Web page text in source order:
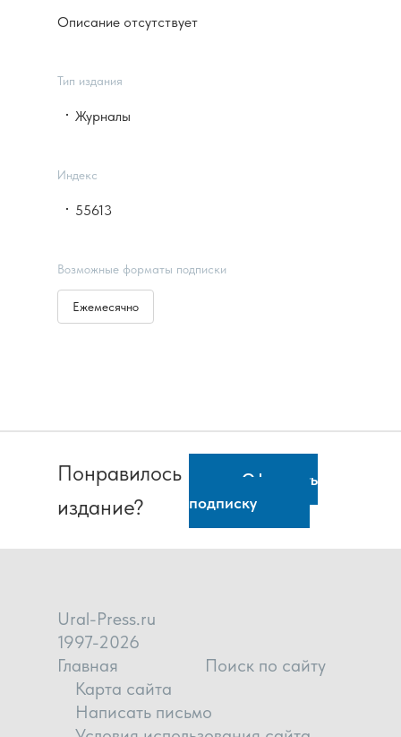
Описание отсутствует
Тип издания
Журналы
Индекс
55613
Возможные форматы подписки
Ежемесячно
Понравилось
издание?
Оформить
подписку
Ural-Press.ru
1997-2026
Главная
Поиск по сайту
Карта сайта
Написать письмо